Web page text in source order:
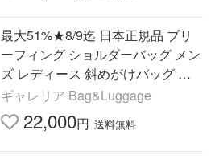
最大51%★8/9迄 日本正規品 ブリ
ーフィング ショルダーバッグ メン
ズ レディース 斜めがけバッグ 大
人 軽量 BRIEFING A5 3.1L LESIT
VIPER BRA261L68
ギャレリア Bag&Luggage
22,000円 送料無料